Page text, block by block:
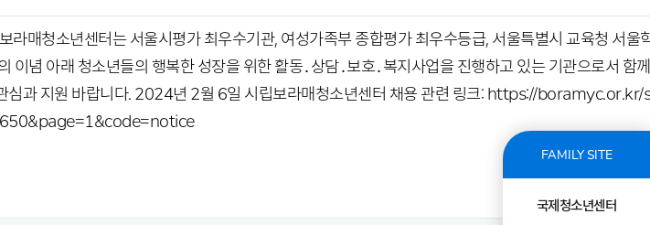
FAMILY SITE
국제청소년센터
라매청소년센터는 서울시평가 최우수기관, 여성가족부 종합평가 최우수등급, 서울특별시 교육청 서울
이념 아래 청소년들의 행복한 성장을 위한 활동․상담․보호․복지사업을 진행하고 있는 기관으로서 함께
심과 지원 바랍니다. 2024년 2월 6일 시립보라매청소년센터 채용 관련 링크: https://boramyc.or.kr/